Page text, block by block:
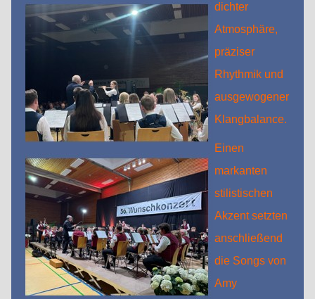
dichter
Atmosphäre,
präziser
Rhythmik und
ausgewogener
Klangbalance.
Einen
markanten
stilistischen
Akzent setzten
anschließend
die Songs von
Amy